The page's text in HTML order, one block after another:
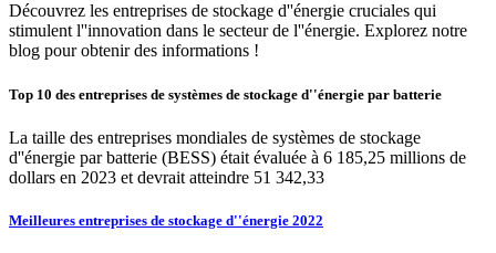
Découvrez les entreprises de stockage d''énergie cruciales qui
stimulent l''innovation dans le secteur de l''énergie. Explorez notre
blog pour obtenir des informations !
Top 10 des entreprises de systèmes de stockage d''énergie par batterie
La taille des entreprises mondiales de systèmes de stockage
d''énergie par batterie (BESS) était évaluée à 6 185,25 millions de
dollars en 2023 et devrait atteindre 51 342,33
Meilleures entreprises de stockage d''énergie 2022